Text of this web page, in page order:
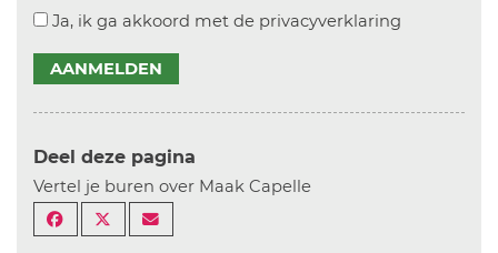
Ja, ik ga akkoord met de privacyverklaring
AANMELDEN
Deel deze pagina
Vertel je buren over Maak Capelle